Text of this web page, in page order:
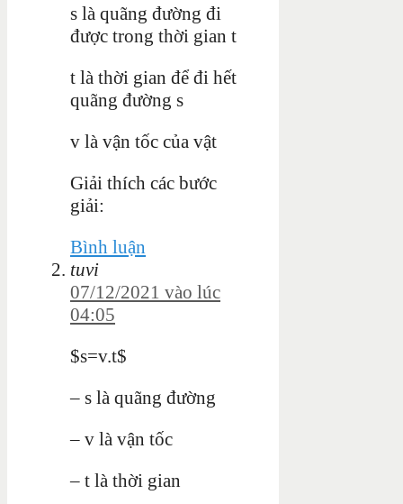
s là quãng đường đi
được trong thời gian t
t là thời gian để đi hết
quãng đường s
v là vận tốc của vật
Giải thích các bước
giải:
Bình luận
tuvi
07/12/2021 vào lúc
04:05
$s=v.t$
– s là quãng đường
– v là vận tốc
– t là thời gian